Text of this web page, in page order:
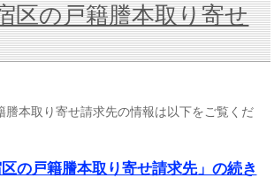
区の戸籍謄本取り寄せ
謄本取り寄せ請求先の情報は以下をご覧くだ
区の戸籍謄本取り寄せ請求先」の続き